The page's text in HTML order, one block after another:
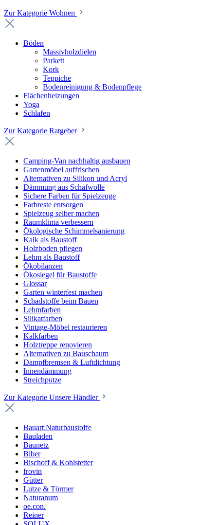
Zur Kategorie Wohnen
Böden
Massivholzdielen
Parkett
Kork
Teppiche
Bodenreinigung & Bodenpflege
Flächenheizungen
Yoga
Schlafen
Zur Kategorie Ratgeber
Camping-Van nachhaltig ausbauen
Gartenmöbel auffrischen
Alternativen zu Silikon und Acryl
Dämmung aus Schafwolle
Sichere Farben für Spielzeuge
Farbreste entsorgen
Spielzeug selber machen
Raumklima verbessern
Ökologische Schimmelsanierung
Kalk als Baustoff
Holzboden pflegen
Lehm als Baustoff
Ökobilanzen
Ökosiegel für Baustoffe
Glossar
Garten winterfest machen
Schadstoffe beim Bauen
Lehmfarben
Silikatfarben
Vintage-Möbel restaurieren
Kalkfarben
Holztreppe renovieren
Alternativen zu Bauschaum
Dampfbremsen & Luftdichtung
Innendämmung
Streichputze
Zur Kategorie Unsere Händler
Bauart:Naturbaustoffe
Bauladen
Baunetz
Biber
Bischoff & Kohlstetter
frovin
Gütter
Lutze & Törmer
Naturanum
oe.con.
Reiner